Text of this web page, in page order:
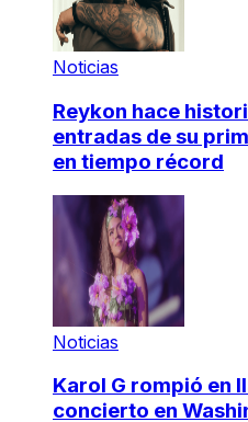
Noticias
Reykon hace
entradas de su
en tiempo récord
Noticias
Karol G rompió en
concierto en